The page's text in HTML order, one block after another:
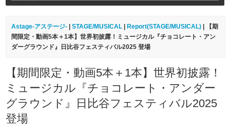
Astage-アステージ- |STAGE/MUSICAL Report(STAGE/MUSICAL) | 【期
間限定・動画5本 ＋1本】世界初披露！ミュージカル『チョコレート・アン
ダーグラウンド』日比谷フェスティバル2025 登場
【期間限定・動画5本 ＋1本】世界初披露！
ミュージカル『チョコレート・アンダー
グラウンド』日比谷フェスティバル2025
登場